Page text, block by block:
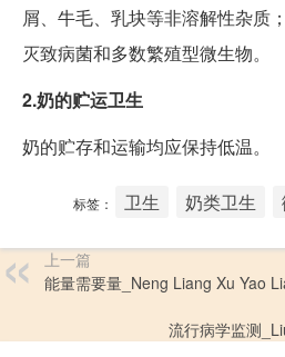
屑、牛毛、乳块等非溶解性杂质
灭致病菌和多数繁殖型微生物。
2.奶的贮运卫生
奶的贮存和运输均应保持低温。
标签： 卫生 奶类卫生
上一篇
能量需要量_Neng Liang Xu Yao
流行病学监测